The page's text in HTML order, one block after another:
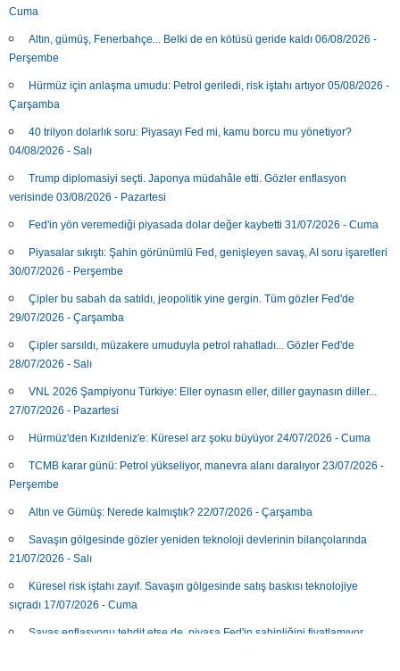
Cuma
Altın, gümüş, Fenerbahçe... Belki de en kötüsü geride kaldı 06/08/2026 -
Perşembe
Hürmüz için anlaşma umudu: Petrol geriledi, risk iştahı artıyor 05/08/2026 -
Çarşamba
40 trilyon dolarlık soru: Piyasayı Fed mi, kamu borcu mu yönetiyor?
04/08/2026 - Salı
Trump diplomasiyi seçti. Japonya müdahâle etti. Gözler enflasyon
verisinde 03/08/2026 - Pazartesi
Fed'in yön veremediği piyasada dolar değer kaybetti 31/07/2026 - Cuma
Piyasalar sıkıştı: Şahin görünümlü Fed, genişleyen savaş, AI soru işaretleri
30/07/2026 - Perşembe
Çipler bu sabah da satıldı, jeopolitik yine gergin. Tüm gözler Fed'de
29/07/2026 - Çarşamba
Çipler sarsıldı, müzakere umuduyla petrol rahatladı... Gözler Fed'de
28/07/2026 - Salı
VNL 2026 Şampiyonu Türkiye: Eller oynasın eller, diller gaynasın diller...
27/07/2026 - Pazartesi
Hürmüz'den Kızıldeniz'e: Küresel arz şoku büyüyor 24/07/2026 - Cuma
TCMB karar günü: Petrol yükseliyor, manevra alanı daralıyor 23/07/2026 -
Perşembe
Altın ve Gümüş: Nerede kalmıştık? 22/07/2026 - Çarşamba
Savaşın gölgesinde gözler yeniden teknoloji devlerinin bilançolarında
21/07/2026 - Salı
Küresel risk iştahı zayıf. Savaşın gölgesinde satış baskısı teknolojiye
sıçradı 17/07/2026 - Cuma
Savaş enflasyonu tehdit etse de, piyasa Fed'in şahinliğini fiyatlamıyor